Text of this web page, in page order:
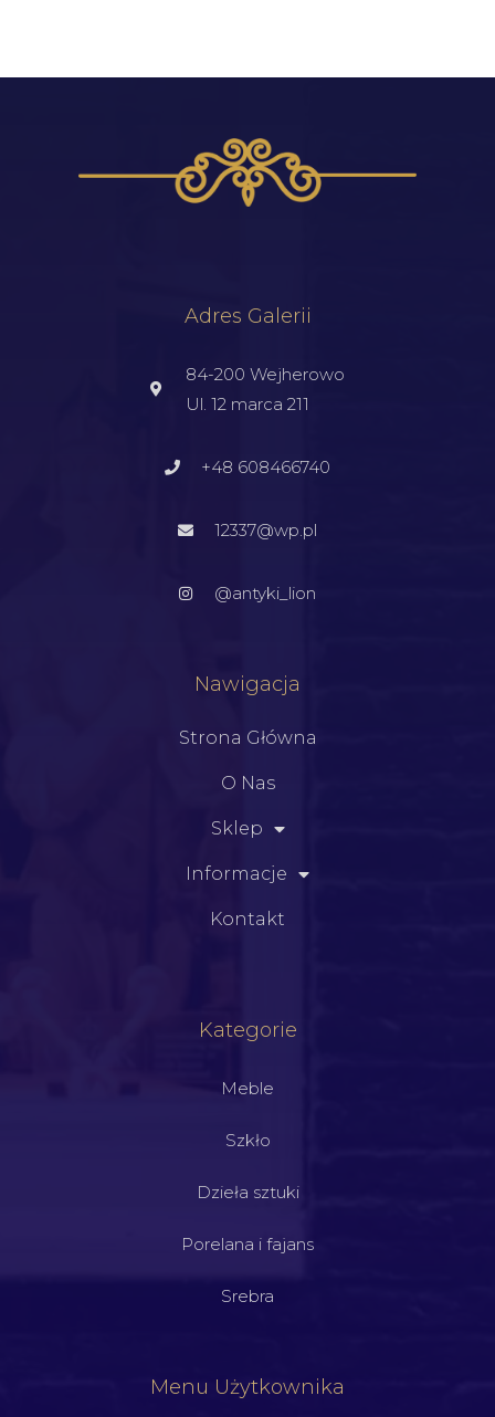
Adres Galerii
84-200 Wejherowo
Ul. 12 marca 211
+48 608466740
12337@wp.pl
@antyki_lion
Nawigacja
Strona Główna
O Nas
Sklep
Informacje
Kontakt
Kategorie
Meble
Szkło
Dzieła sztuki
Porelana i fajans
Srebra
Menu Użytkownika